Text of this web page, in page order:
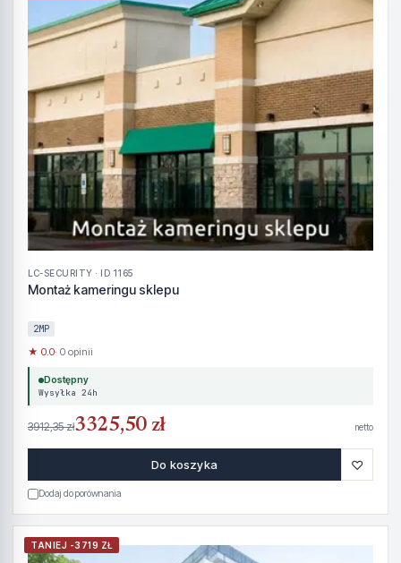
LC-SECURITY · ID 1165
Montaż kameringu sklepu
2MP
★ 0.0· 0 opinii
Dostępny
Wysyłka 24h
3912,35 zł3325,50 zł netto
Do koszyka ♡
Dodaj do porównania
TANIEJ -3719 ZŁ